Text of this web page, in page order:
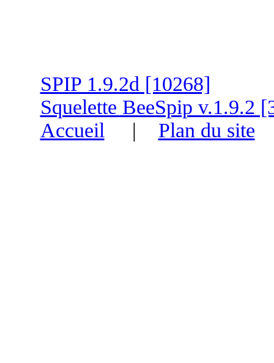
SPIP 1.9.2d [10268]
Squelette BeeSpip v.1.9.2
Accueil | Plan du site